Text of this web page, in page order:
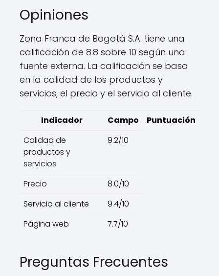
Opiniones
Zona Franca de Bogotá S.A. tiene una
calificación de 8.8 sobre 10 según una
fuente externa. La calificación se basa
en la calidad de los productos y
servicios, el precio y el servicio al cliente.
Indicador Campo
Puntuación
Calidad de
productos y
servicios
9.2/10
Precio
8.0/10
Servicio al cliente
9.4/10
Página web
7.7/10
Preguntas Frecuentes